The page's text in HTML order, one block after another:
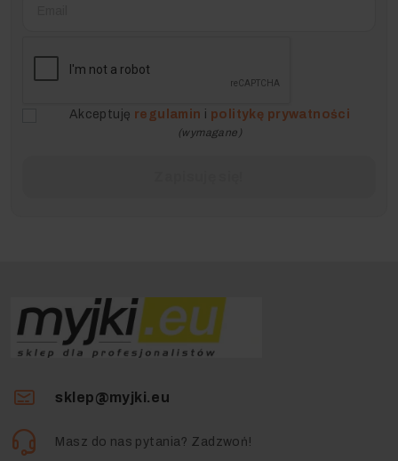
Akceptuję regulamin i politykę prywatności
(wymagane)
sklep@myjki.eu
Masz do nas pytania? Zadzwoń!